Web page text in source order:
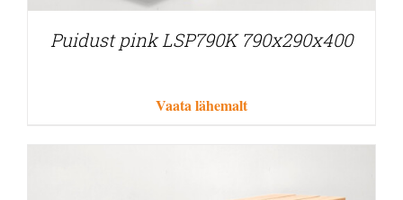
Puidust pink LSP790K 790x290x400
Vaata lähemalt